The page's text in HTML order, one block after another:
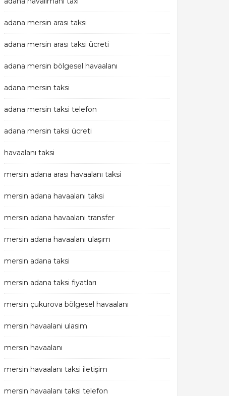
adana mersin arası taksi
adana mersin arası taksi ücreti
adana mersin bölgesel havaalanı
adana mersin taksi
adana mersin taksi telefon
adana mersin taksi ücreti
havaalanı taksi
mersin adana arası havaalanı taksi
mersin adana havaalanı taksi
mersin adana havaalanı transfer
mersin adana havaalanı ulaşım
mersin adana taksi
mersin adana taksi fiyatları
mersin çukurova bölgesel havaalanı
mersin havaalani ulasim
mersin havaalanı
mersin havaalanı taksi iletişim
mersin havaalanı taksi telefon